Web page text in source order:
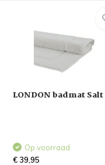
LONDON badmat Salt
Op voorraad
€ 39,95